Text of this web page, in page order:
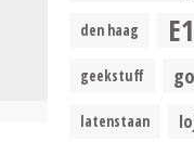
den haag
geekstuff
latenstaan